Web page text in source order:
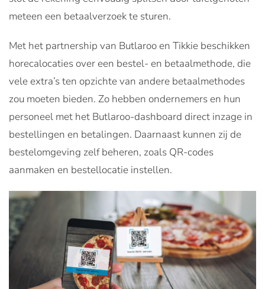
meteen een betaalverzoek te sturen.
Met het partnership van Butlaroo en Tikkie beschikken
horecalocaties over een bestel- en betaalmethode, die
vele extra’s ten opzichte van andere betaalmethodes
zou moeten bieden. Zo hebben ondernemers en hun
personeel met het Butlaroo-dashboard direct inzage in
bestellingen en betalingen. Daarnaast kunnen zij de
bestelomgeving zelf beheren, zoals QR-codes
aanmaken en bestellocatie instellen.